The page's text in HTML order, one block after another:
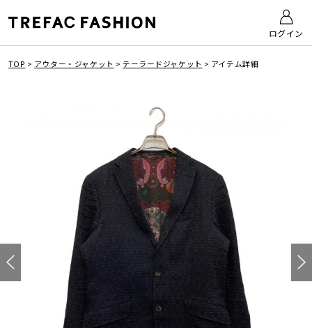
ログイン
TOP > アウター・ジャケット > テーラードジャケット > アイテム詳細